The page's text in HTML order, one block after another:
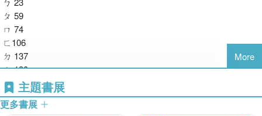
字典在手時可以輕鬆瀏覽左右頁的字，以視覺記憶延伸學習。然而
書本不在身邊的時候，也可以成為練習聽力的絕佳時刻！本書所附
之中日發聲MP3 QR Code，是由三位發音精準的日籍老師所錄
製，共收錄全書2800個漢字、超過22000個字彙，音檔總時數共30
個小時以上！隨時隨地邊聽邊記，讓大量的單字成為你的背景音
本書開頭先將日語音讀、訓讀作簡單扼要的說明，之後針對每個漢
ㄆ 59
ㄇ 74
ㄈ106
ㄉ 137
ㄊ 180
ㄋ 211
ㄌ 225
ㄍ 267
More
主題書展
更多書展